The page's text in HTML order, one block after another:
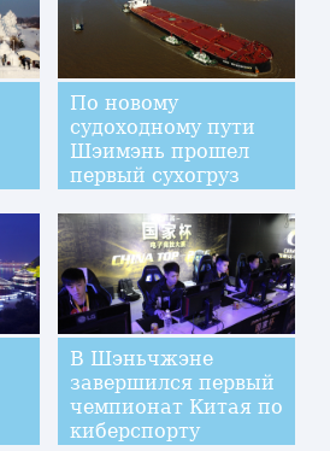
По новому
судоходному пути
Шэимэнь прошел
первый сухогруз
грузоподъемности
В Шэньчжэне
завершился первый
чемпионат Китая по
киберспорту